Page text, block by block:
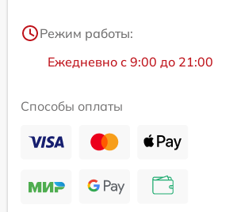
Режим работы:
Ежедневно с 9:00 до 21:00
Способы оплаты